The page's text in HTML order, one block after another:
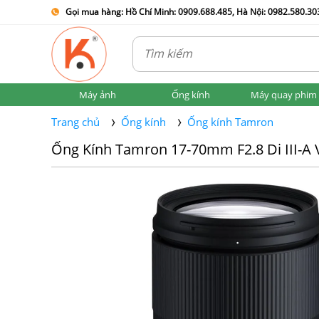
Gọi mua hàng: Hồ Chí Minh: 0909.688.485, Hà Nội:
Máy ảnh Ống kính Máy quay phim
Trang chủ Ống kính Ống kính Tamron
Ống Kính Tamron 17-70mm F2.8 Di III-A